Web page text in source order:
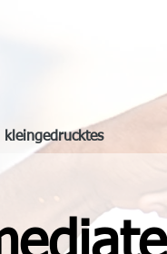
kleingedrucktes